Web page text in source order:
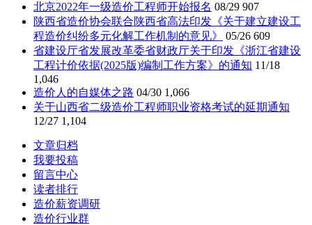
北京2022年一级造价工程师开始报名 08/29 907
陕西省造价协会联合陕西省高法印发《关于建立建设工
程造价纠纷多元化解工作机制的意见》
05/26 609
省建设厅省发展改革委省财政厅关于印发《浙江省建设
工程计价依据(2025版)编制工作方案》的通知 11/18
1,046
造价人的自媒体之路 04/30 1,066
关于山西省二级造价工程师职业资格考试的延期通知
12/27 1,104
文章归档
我要投稿
留言中心
读者排行
造价薪资调研
造价行业群